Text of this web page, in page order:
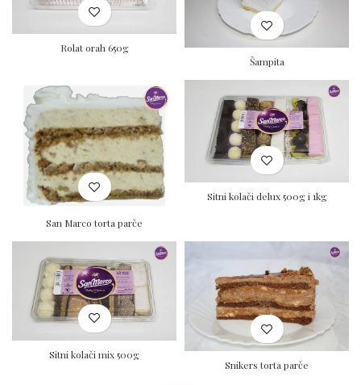
Rolat orah 650g
Šampita
San Marco torta parče
Sitni kolači delux 500g i 1kg
Sitni kolači mix 500g
Snikers torta parče